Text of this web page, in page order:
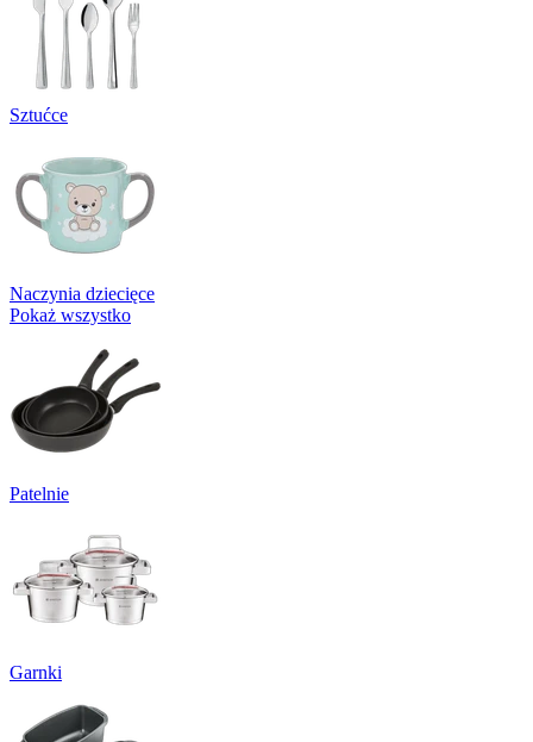
Sztućce
Naczynia dziecięce
Pokaż wszystko
Patelnie
Garnki